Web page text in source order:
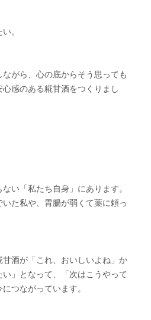
。
がら、心の底からそう思っても
感のある糀甘酒をつくりまし
い「私たち自身」にあります。
た私や、胃腸が弱くて薬に頼っ
酒が「これ、おいしいよね」か
」となって、「次はこうやって
つながっています。